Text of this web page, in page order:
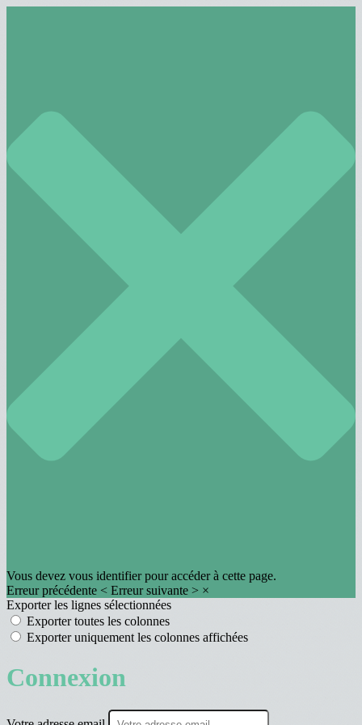
Vous devez vous identifier pour accéder à cette page.
Erreur précédente < Erreur suivante > ×
Exporter les lignes sélectionnées
Exporter toutes les colonnes
Exporter uniquement les colonnes affichées
Connexion